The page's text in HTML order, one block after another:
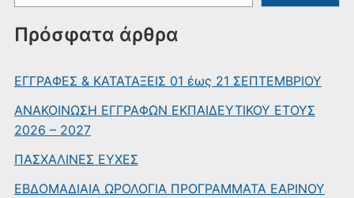
Πρόσφατα άρθρα
ΕΓΓΡΑΦΕΣ & ΚΑΤΑΤΑΞΕΙΣ 01 έως 21 ΣΕΠΤΕΜΒΡΙΟΥ
ΑΝΑΚΟΙΝΩΣΗ ΕΓΓΡΑΦΩΝ ΕΚΠΑΙΔΕΥΤΙΚΟΥ ΕΤΟΥΣ
2026 – 2027
ΠΑΣΧΑΛΙΝΕΣ ΕΥΧΕΣ
ΕΒΔΟΜΑΔΙΑΙΑ ΩΡΟΛΟΓΙΑ ΠΡΟΓΡΑΜΜΑΤΑ ΕΑΡΙΝΟΥ